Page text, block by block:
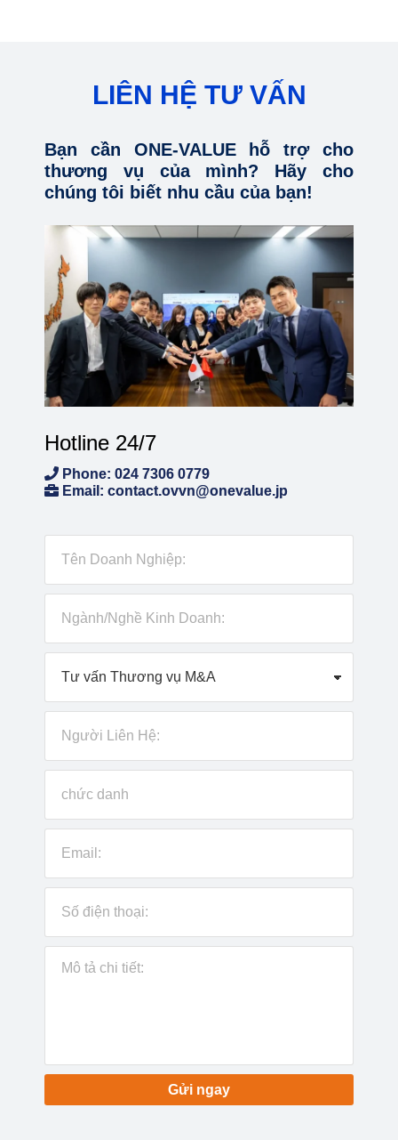
LIÊN HỆ TƯ VẤN
Bạn cần ONE-VALUE hỗ trợ cho
thương vụ của mình? Hãy cho
chúng tôi biết nhu cầu của bạn!
Hotline 24/7
Phone: 024 7306 0779
Email: contact.ovvn@onevalue.jp
Gửi ngay